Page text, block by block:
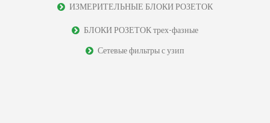
ИЗМЕРИТЕЛЬНЫЕ БЛОКИ РОЗЕТОК
БЛОКИ РОЗЕТОК трех-фазные
Сетевые фильтры с узип